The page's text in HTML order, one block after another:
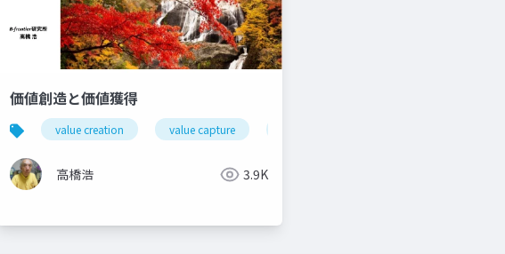
価値創造と価値獲得
value creation value capture
高橋浩 3.9K